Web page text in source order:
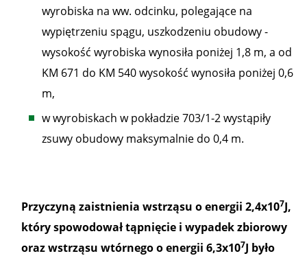
wyrobiska na ww. odcinku, polegające na
wypiętrzeniu spągu, uszkodzeniu obudowy -
wysokość wyrobiska wynosiła poniżej 1,8 m, a od
KM 671 do KM 540 wysokość wynosiła poniżej 0,6
m,
w wyrobiskach w pokładzie 703/1-2 wystąpiły
zsuwy obudowy maksymalnie do 0,4 m.
Przyczyną zaistnienia wstrząsu o energii 2,4x107J,
który spowodował tąpnięcie i wypadek zbiorowy
oraz wstrząsu wtórnego o energii 6,3x107J było